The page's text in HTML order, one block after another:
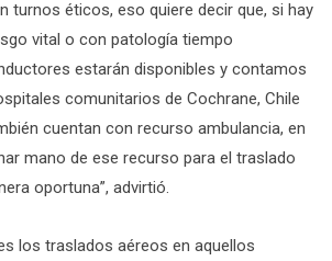
turnos éticos, eso quiere decir que, si hay
vital o con patología tiempo
estarán disponibles y contamos
comunitarios de Cochrane, Chile
cuentan con recurso ambulancia, en
mano de ese recurso para el traslado
oportuna”, advirtió.
los traslados aéreos en aquellos